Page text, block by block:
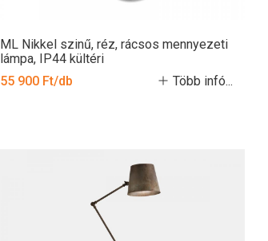
ML Nikkel szinű, réz, rácsos mennyezeti
lámpa, IP44 kültéri
55 900 Ft/db
Több infó...